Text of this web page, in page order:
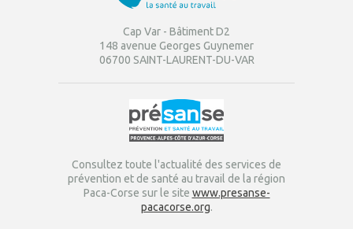
Cap Var - Bâtiment D2
148 avenue Georges Guynemer
06700 SAINT-LAURENT-DU-VAR
Consultez toute l'actualité des services de
prévention et de santé au travail de la région
Paca-Corse sur le site www.presanse-
pacacorse.org.